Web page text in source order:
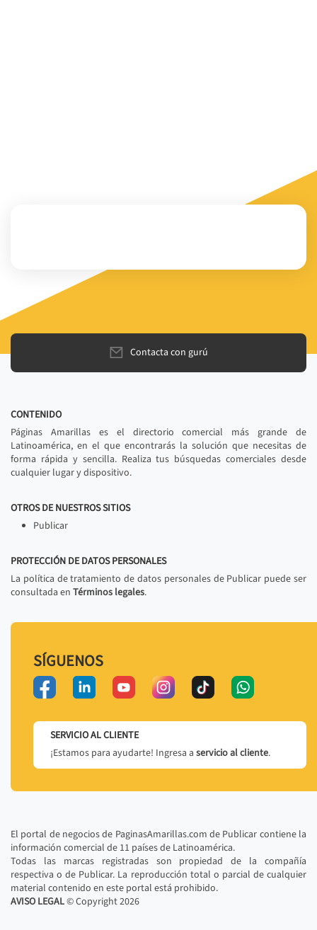
Contacta con gurú
CONTENIDO
Páginas Amarillas es el directorio comercial más grande de
Latinoamérica, en el que encontrarás la solución que necesitas de
forma rápida y sencilla. Realiza tus búsquedas comerciales desde
cualquier lugar y dispositivo.
OTROS DE NUESTROS SITIOS
Publicar
PROTECCIÓN DE DATOS PERSONALES
La política de tratamiento de datos personales de Publicar puede ser
consultada en Términos legales.
SÍGUENOS
SERVICIO AL CLIENTE
¡Estamos para ayudarte! Ingresa a servicio al cliente.
El portal de negocios de PaginasAmarillas.com de Publicar contiene la
información comercial de 11 países de Latinoamérica.
Todas las marcas registradas son propiedad de la compañía
respectiva o de Publicar. La reproducción total o parcial de cualquier
material contenido en este portal está prohibido.
AVISO LEGAL© Copyright2026